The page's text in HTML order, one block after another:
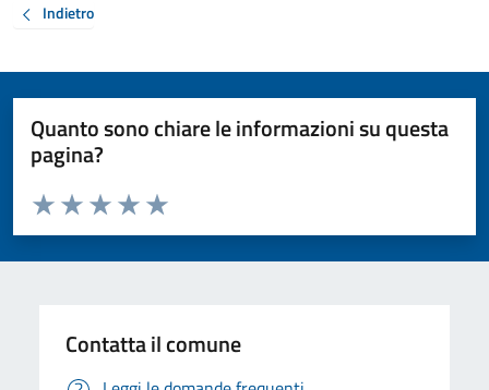
Indietro
Quanto sono chiare le informazioni su questa
pagina?
Valuta da 1 a 5 stelle la pagina
Valuta 5 stelle su 5
Valuta 4 stelle su 5
Valuta 3 stelle su 5
Valuta 2 stelle su 5
Valuta 1 stelle su 5
Contatta il comune